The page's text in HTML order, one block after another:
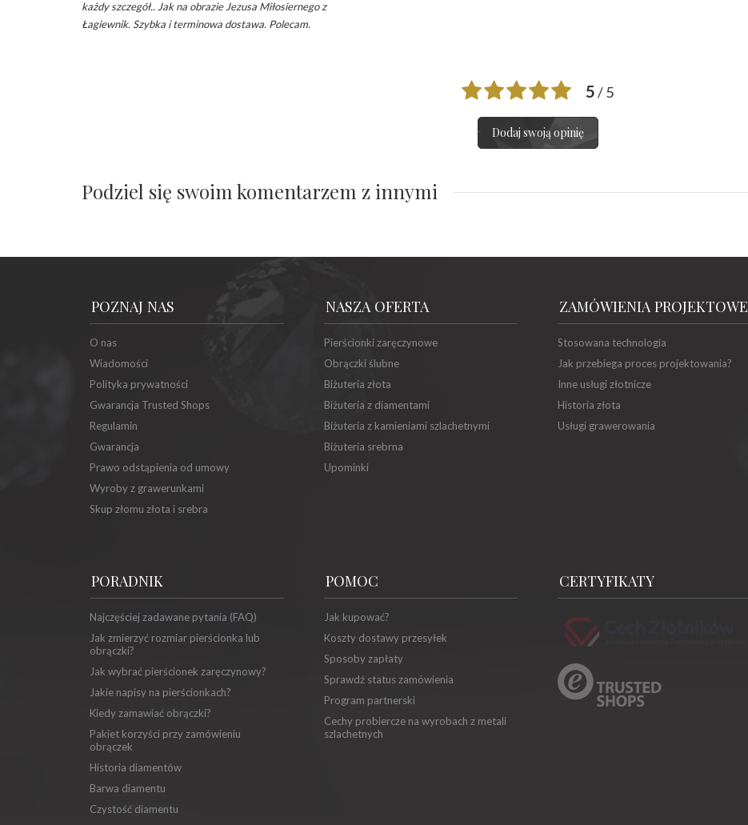
każdy szczegół.. Jak na obrazie Jezusa Miłosiernego z
Łagiewnik. Szybka i terminowa dostawa. Polecam.
5/ 5
Dodaj swoją opinię
Podziel się swoim komentarzem z innymi
POZNAJ NAS
O nas
Wiadomości
Polityka prywatności
Gwarancja Trusted Shops
Regulamin
Gwarancja
Prawo odstąpienia od umowy
Wyroby z grawerunkami
Skup złomu złota i srebra
NASZA OFERTA
Pierścionki zaręczynowe
Obrączki ślubne
Biżuteria złota
Biżuteria z diamentami
Biżuteria z kamieniami szlachetnymi
Biżuteria srebrna
Upominki
ZAMÓWIENIA PROJEKTOWE
Stosowana technologia
Jak przebiega proces projektowania?
Inne usługi złotnicze
Historia złota
Usługi grawerowania
PORADNIK
Najczęściej zadawane pytania (FAQ)
Jak zmierzyć rozmiar pierścionka lub
obrączki?
Jak wybrać pierścionek zaręczynowy?
Jakie napisy na pierścionkach?
Kiedy zamawiać obrączki?
Pakiet korzyści przy zamówieniu
obrączek
Historia diamentów
Barwa diamentu
Czystość diamentu
POMOC
Jak kupować?
Koszty dostawy przesyłek
Sposoby zapłaty
Sprawdź status zamówienia
Program partnerski
Cechy probiercze na wyrobach z metali
szlachetnych
CERTYFIKATY